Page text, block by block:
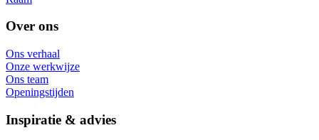
Over ons
Ons verhaal
Onze werkwijze
Ons team
Openingstijden
Inspiratie & advies